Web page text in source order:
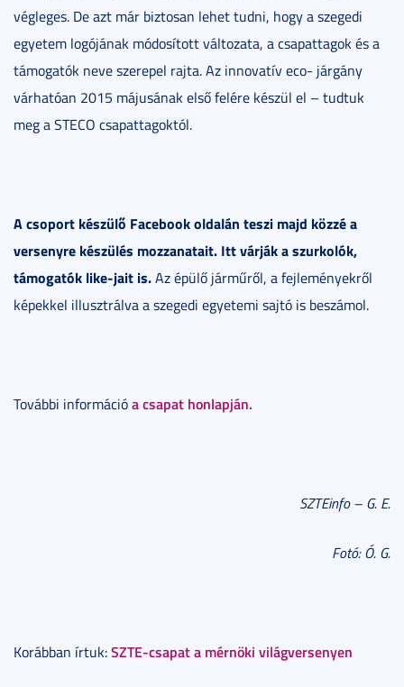
végleges. De azt már biztosan lehet tudni, hogy a szegedi
egyetem logójának módosított változata, a csapattagok és a
támogatók neve szerepel rajta. Az innovatív eco- járgány
várhatóan 2015 májusának első felére készül el – tudtuk
meg a STECO csapattagoktól.
A csoport készülő Facebook oldalán teszi majd közzé a
versenyre készülés mozzanatait. Itt várják a szurkolók,
támogatók like-jait is.Az épülő járműről, a fejleményekről
képekkel illusztrálva a szegedi egyetemi sajtó is beszámol.
További információa csapat honlapján.
SZTEinfo – G. E.
Fotó: Ó. G.
Korábban írtuk:SZTE-csapat a mérnöki világversenyen